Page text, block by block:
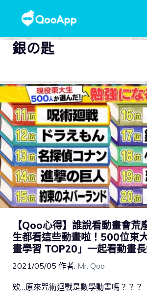
銀の匙
【Qoo心得】誰說看動畫會荒
生都看這些動畫啦！500位東
畫學習 TOP20」一起看動畫長
2021/05/05 作者: Mr. Qoo
欸…原來咒術迴戰是數學動畫嗎？？？